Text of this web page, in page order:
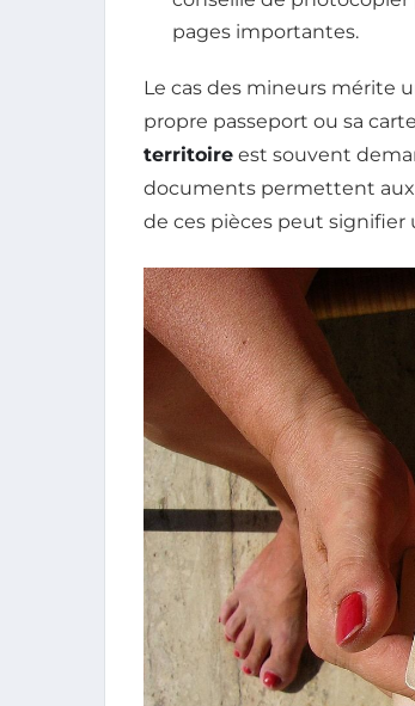
pages importantes.
Le cas des mineurs mérite
propre passeport ou sa
territoire est souvent
documents permettent aux
de ces pièces peut